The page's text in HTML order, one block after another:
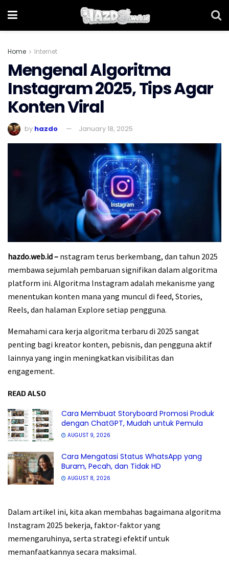
Home Internet
Mengenal Algoritma
Instagram 2025, Tips Agar
Konten Viral
by hazdo January 18, 2025
hazdo.web.id – nstagram terus berkembang, dan tahun 2025
membawa sejumlah pembaruan signifikan dalam algoritma
platform ini. Algoritma Instagram adalah mekanisme yang
menentukan konten mana yang muncul di feed, Stories,
Reels, dan halaman Explore setiap pengguna.
Memahami cara kerja algoritma terbaru di 2025 sangat
penting bagi kreator konten, pebisnis, dan pengguna aktif
lainnya yang ingin meningkatkan visibilitas dan
engagement.
READ ALSO
Cara Membuat Storyboard Promosi Produk
dengan ChatGPT, Mudah untuk Pemula
AUGUST 9, 2026
Cara Mengatasi Status WhatsApp yang
Buram, Pecah, dan Tidak HD
AUGUST 8, 2026
Dalam artikel ini, kita akan membahas bagaimana algoritma
Instagram 2025 bekerja, faktor-faktor yang
memengaruhinya, serta strategi efektif untuk
memanfaatkannya secara maksimal.